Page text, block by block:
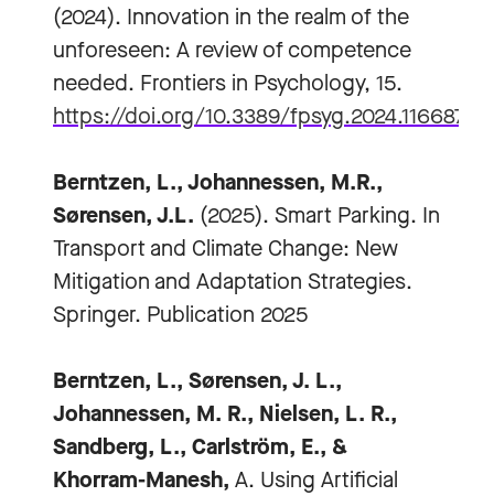
(2024). Innovation in the realm of the
unforeseen: A review of competence
needed. Frontiers in Psychology, 15.
https://doi.org/10.3389/fpsyg.2024.1166878
Berntzen, L., Johannessen, M.R.,
Sørensen, J.L. (2025). Smart Parking. In
Transport and Climate Change: New
Mitigation and Adaptation Strategies.
Springer. Publication 2025
Berntzen, L., Sørensen, J. L.,
Johannessen, M. R., Nielsen, L. R.,
Sandberg, L., Carlström, E., &
Khorram-Manesh, A. Using Artificial